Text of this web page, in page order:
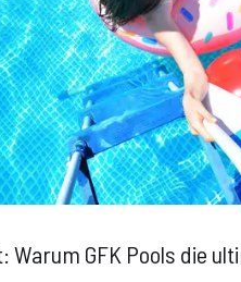
GFK Pools die